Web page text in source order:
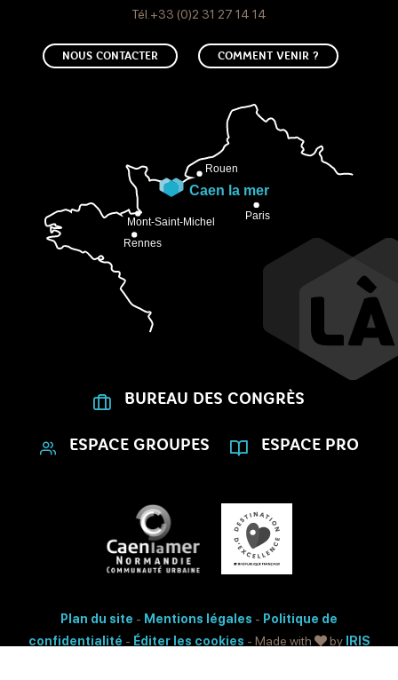
Tél.+33 (0)2 31 27 14 14
NOUS CONTACTER COMMENT VENIR ?
BUREAU DES CONGRÈS
ESPACE GROUPES ESPACE PRO
Plan du site - Mentions légales - Politique de
confidentialité - Éditer les cookies - Made with by
IRIS